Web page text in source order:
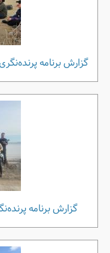
گزارش برنامه پرنده‌نگری در
گزارش برنامه پرنده‌نگری